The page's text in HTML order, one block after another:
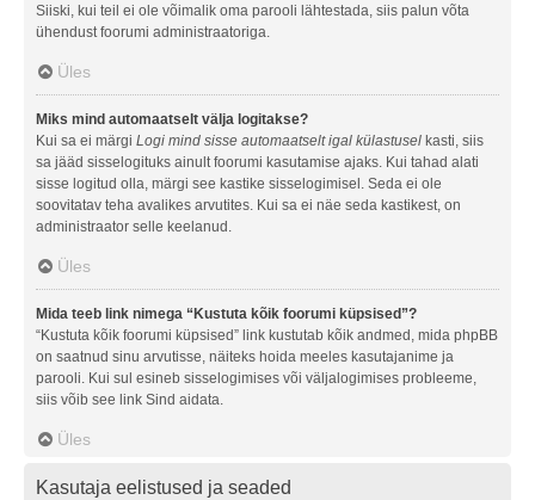
Siiski, kui teil ei ole võimalik oma parooli lähtestada, siis palun võta
ühendust foorumi administraatoriga.
Üles
Miks mind automaatselt välja logitakse?
Kui sa ei märgi Logi mind sisse automaatselt igal külastusel kasti, siis
sa jääd sisselogituks ainult foorumi kasutamise ajaks. Kui tahad alati
sisse logitud olla, märgi see kastike sisselogimisel. Seda ei ole
soovitatav teha avalikes arvutites. Kui sa ei näe seda kastikest, on
administraator selle keelanud.
Üles
Mida teeb link nimega “Kustuta kõik foorumi küpsised”?
“Kustuta kõik foorumi küpsised” link kustutab kõik andmed, mida phpBB
on saatnud sinu arvutisse, näiteks hoida meeles kasutajanime ja
parooli. Kui sul esineb sisselogimises või väljalogimises probleeme,
siis võib see link Sind aidata.
Üles
Kasutaja eelistused ja seaded